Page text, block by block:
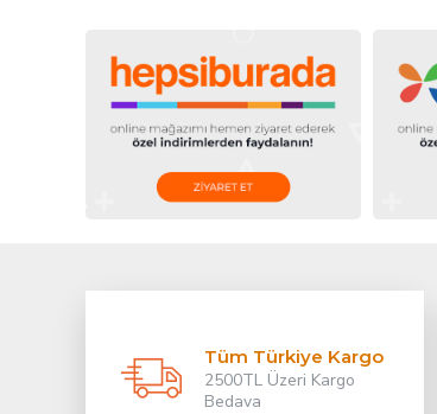
Tüm Türkiye Kargo
2500TL Üzeri Kargo
Bedava